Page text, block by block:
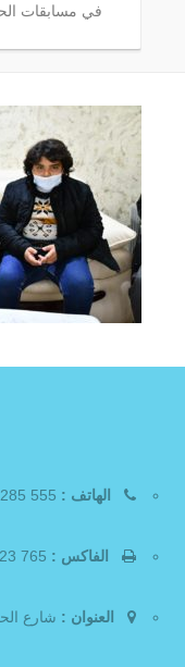
في مسابقات
الهاتف :
الفاكس :
العنوان : شارع